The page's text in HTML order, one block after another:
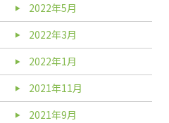
2022年5月
2022年3月
2022年1月
2021年11月
2021年9月